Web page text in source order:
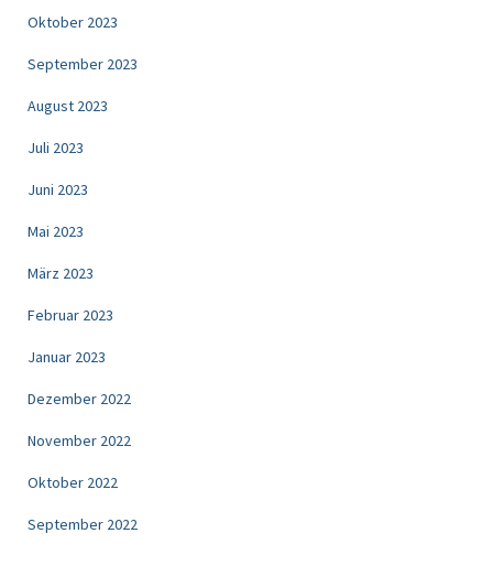
Oktober 2023
September 2023
August 2023
Juli 2023
Juni 2023
Mai 2023
März 2023
Februar 2023
Januar 2023
Dezember 2022
November 2022
Oktober 2022
September 2022